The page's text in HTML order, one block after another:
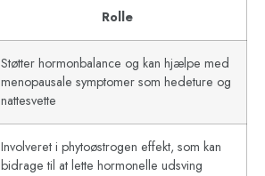
Rolle
Støtter hormonbalance og kan hjælpe med
menopausale symptomer som hedeture og
nattesvette
Involveret i phytoøstrogen effekt, som kan
bidrage til at lette hormonelle udsving